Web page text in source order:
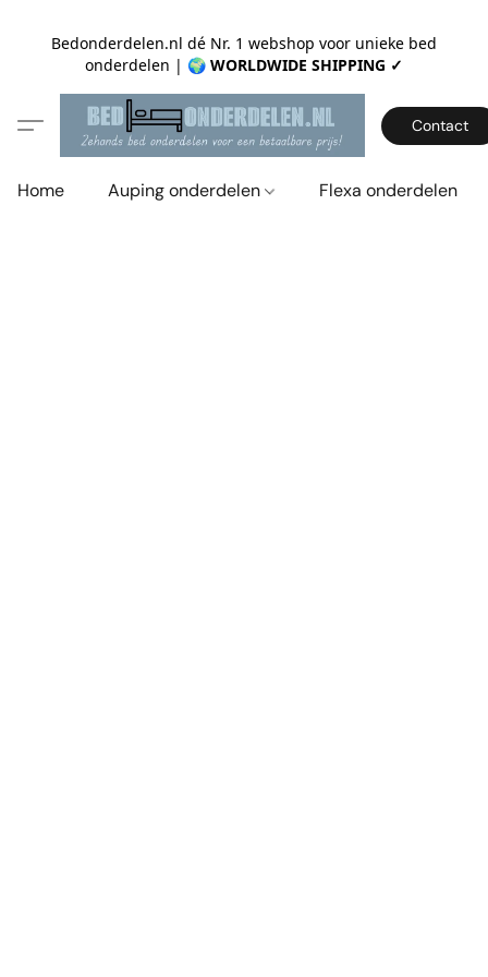
Bedonderdelen.nl dé Nr. 1 webshop voor unieke bed
onderdelen | 🌍 WORLDWIDE SHIPPING ✓
Contact
Home Auping onderdelen Flexa onderdelen